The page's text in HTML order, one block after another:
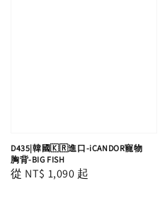
D435|韓國🇰🇷進口-iCANDOR寵物
胸背-BIG FISH
Regular
從 NT$ 1,090 起